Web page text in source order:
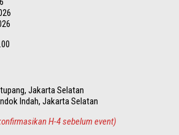
Jakarta Selatan
Indah, Jakarta Selatan
H-4 sebelum event)